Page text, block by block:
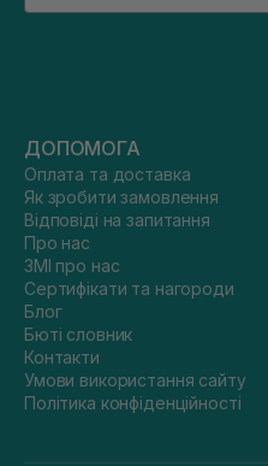
ДОПОМОГА
Оплата та доставка
Як зробити замовлення
Відповіді на запитання
Про нас
ЗМІ про нас
Сертифікати та нагороди
Блог
Бюті словник
Контакти
Умови використання сайту
Політика конфіденційності